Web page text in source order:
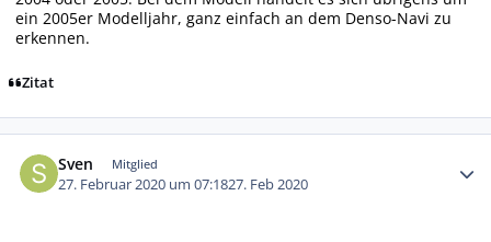
ein 2005er Modelljahr, ganz einfach an dem Denso-Navi zu
erkennen.
Zitat
Sven Mitglied
27. Februar 2020 um 07:1827. Feb 2020